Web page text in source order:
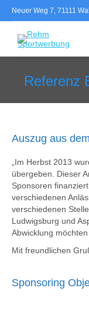
Neuer Weg 7, 71111
Referenz
Auszug aus
„Im Herbst 2013
übergeben. Dieser
Sponsoren
verschiedenen
verschiedenen
Ludwigsburg und
Abwicklung
Mit freundlichen
Sponsoring